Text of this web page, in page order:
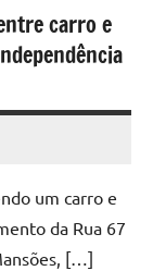
carro e
um carro e
da Rua 67
[…]